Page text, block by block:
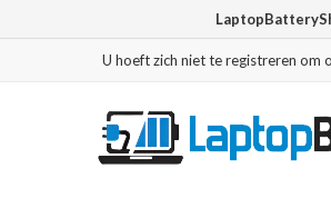
U hoeft zich niet te registreren om